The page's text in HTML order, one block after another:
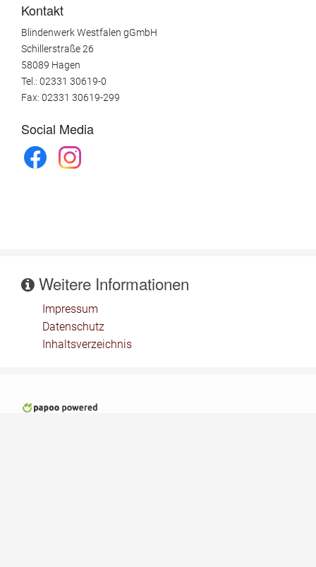
Kontakt
Blindenwerk Westfalen gGmbH
Schillerstraße 26
58089 Hagen
Tel.: 02331 30619-0
Fax: 02331 30619-299
Social Media
Weitere Informationen
Impressum
Datenschutz
Inhaltsverzeichnis